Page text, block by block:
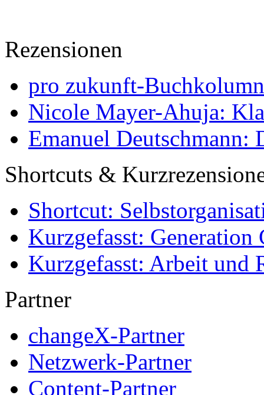
Rezensionen
pro zukunft-
Nicole Mayer-Ahuja:
Emanuel Deutschmann:
Shortcuts &
Shortcut:
Kurzgefasst: Generation
Kurzgefasst: Arbeit und
Partner
changeX-Partner
Netzwerk-Partner
Content-Partner